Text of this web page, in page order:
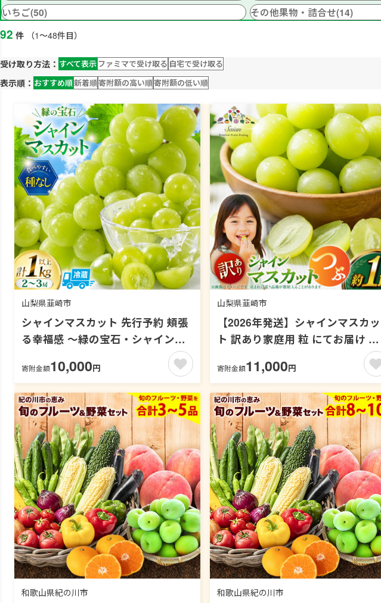
いちご(50)
その他果物・詰合せ(14)
92 件 （1～48件目）
受け取り方法： すべて表示ファミマで受け取る 自宅で受け取る
表示順： おすすめ順新着順寄附額の高い順寄附額の低い順
山梨県韮崎市
シャインマスカット 先行予約 頬張
る幸福感 ～緑の宝石・シャインマ
【2026年発送】 [REGALO 山梨県
シャインマスカット ブドウ シャイ
ン マスカット しゃいんますかっと
葡萄 フルーツ 果物 くだもの 1キロ
山梨
寄附金額10,000円
山梨県韮崎市
【2026年発送】シャインマスカッ
ト 訳あり家庭用 粒 にてお届け 約
1kg 山梨県産 冷蔵発送 果物 フル
ツ 山梨 ぶどう マスカット ブドウ
蔵 山梨 [斎庵 山梨県 韮崎市
20745284]
寄附金額11,000円
和歌山県紀の川市 和歌山県紀の川市